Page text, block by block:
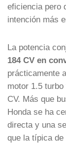
eficiencia pero
intención más
La potencia
184 CV en
prácticamente
motor 1.5
CV. Más que
Honda se ha
directa y una
que la típica